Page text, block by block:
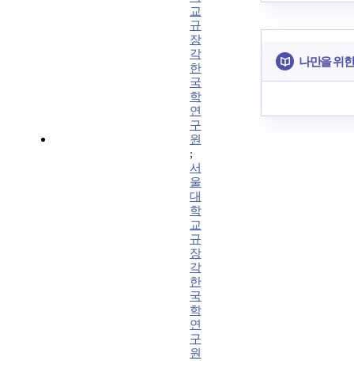
교
규
장
각
한
국
학
연
구
원
;
서
울
대
학
교
규
장
각
한
국
학
연
구
원
나만을 위